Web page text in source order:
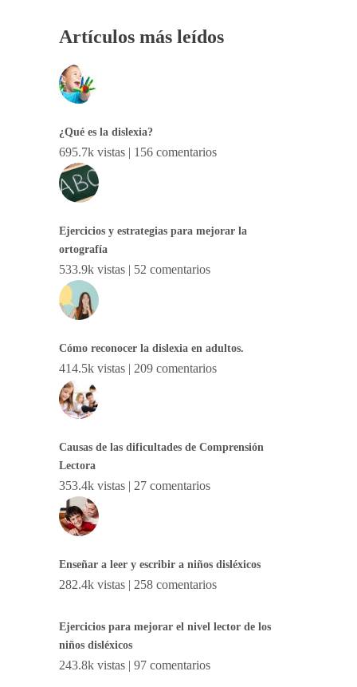
Artículos más leídos
¿Qué es la dislexia?
695.7k vistas | 156 comentarios
Ejercicios y estrategias para mejorar la
ortografía
533.9k vistas | 52 comentarios
Cómo reconocer la dislexia en adultos.
414.5k vistas | 209 comentarios
Causas de las dificultades de Comprensión
Lectora
353.4k vistas | 27 comentarios
Enseñar a leer y escribir a niños disléxicos
282.4k vistas | 258 comentarios
Ejercicios para mejorar el nivel lector de los
niños disléxicos
243.8k vistas | 97 comentarios